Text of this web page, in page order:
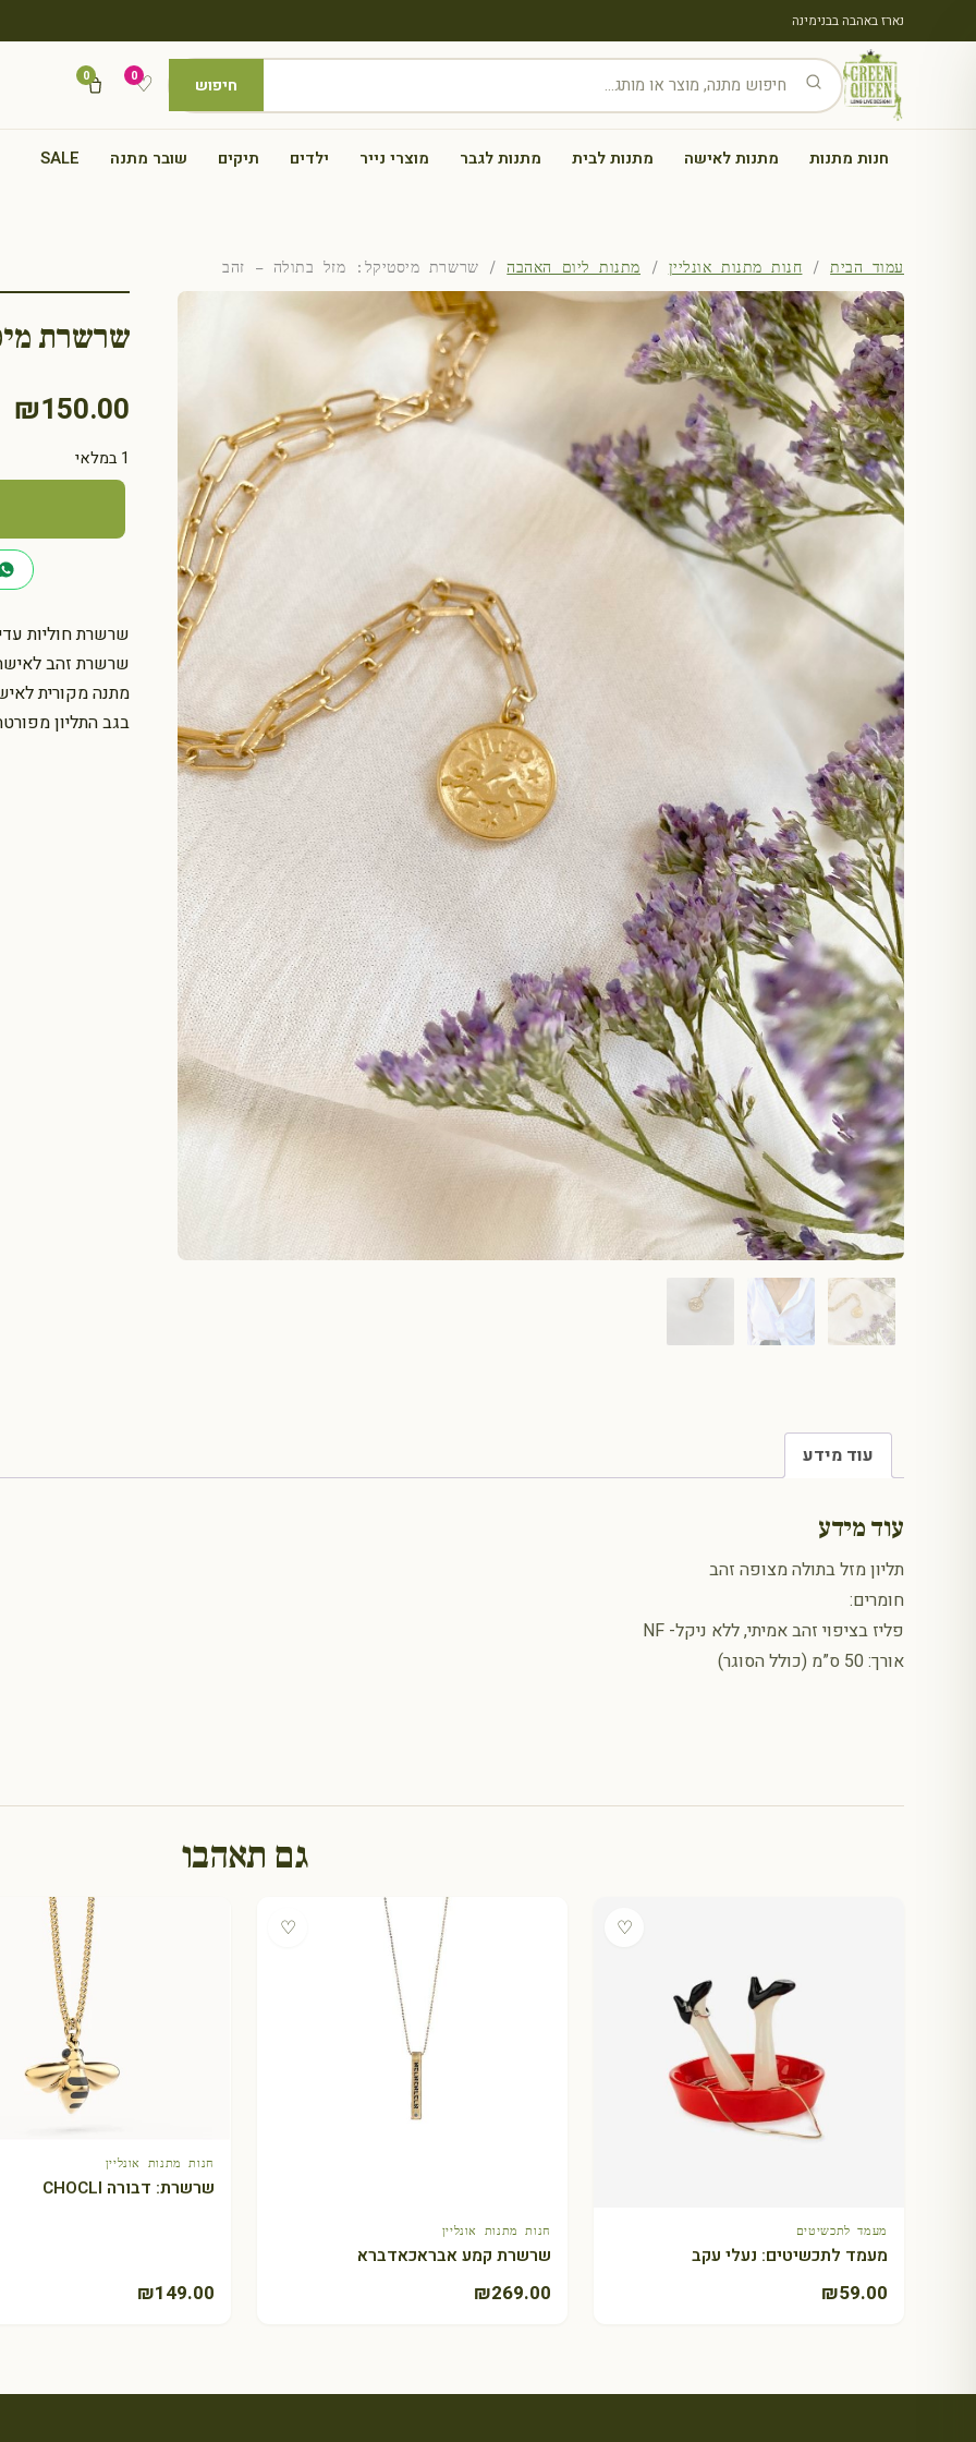
נארז באהבה בבנימינה
חיפוש ♡
0
0
חנות מתנות מתנות לאישה מתנות לבית מתנות לגבר מוצרי נייר ילדים תיקים שובר מתנה SALE
עמוד הבית/ חנות מתנות אונליין / מתנות ליום האהבה/ שרשרת מיסטיקל: מזל בתולה – זהב
שרשרת
₪150.00
שרשרת חוליות
שרשרת זהב
מתנה מקורית
בגב התליון
1 במלאי
של
מזל
-
זהב
עוד מידע
עוד מידע
תליון מזל בתולה מצופה זהב
חומרים:
פליז בציפוי זהב אמיתי, ללא ניקל- NF
אורך: 50 ס”מ (כולל הסוגר)
גם תאהבו
♡
מעמד לתכשיטים
מעמד לתכשיטים: נעלי עקב
₪59.00
♡
+ הוספה לסלחנות מתנות אונליין
שרשרת קמע אבראכאדברא
₪269.00
+ הוספה לסלחנות מתנות אונליין
שרשרת: דבורה CHOCLI
₪149.00